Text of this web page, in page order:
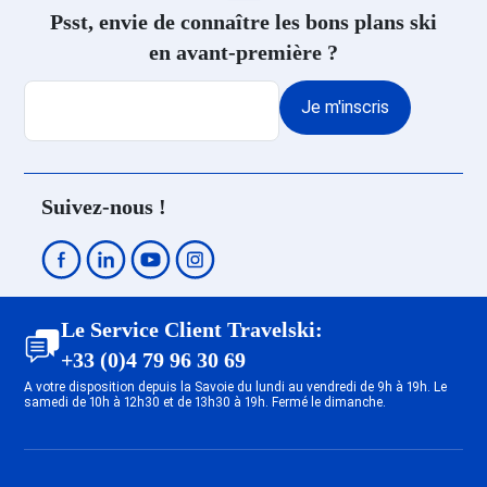
Promo Ski Saint Jean d'Arves
Promo Ski Les Deux Alpes
Promo Ski Les Deux Alpes
Venosc
Mont-de-Lans
Promo Ski Megève
Promo Ski Saint Gervais Mont-
Blanc
Promo Ski Combloux
Promo Ski Valmeinier
Promo Ski Valloire
Promo Ski Albiez Montrond
Psst, envie de connaître les bons plans ski
en avant-première ?
Je m'inscris
Suivez-nous !
Le Service Client Travelski:
+33 (0)4 79 96 30 69
A votre disposition depuis la Savoie du lundi au vendredi de 9h à 19h. Le
samedi de 10h à 12h30 et de 13h30 à 19h. Fermé le dimanche.